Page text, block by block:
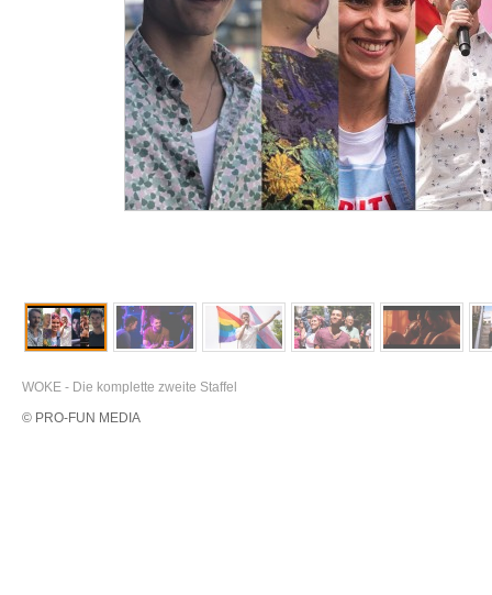
WOKE - Die komplette zweite Staffel
© PRO-FUN MEDIA